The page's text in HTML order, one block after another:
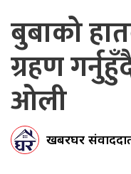
बुबाको
ग्रहण
ओली
खबरघर